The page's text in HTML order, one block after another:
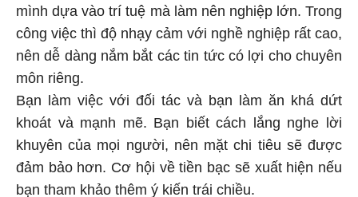
mình dựa vào trí tuệ mà làm nên nghiệp lớn. Trong
công việc thì độ nhạy cảm với nghề nghiệp rất cao,
nên dễ dàng nắm bắt các tin tức có lợi cho chuyên
môn riêng.
Bạn làm việc với đối tác và bạn làm ăn khá dứt
khoát và mạnh mẽ. Bạn biết cách lắng nghe lời
khuyên của mọi người, nên mặt chi tiêu sẽ được
đảm bảo hơn. Cơ hội về tiền bạc sẽ xuất hiện nếu
bạn tham khảo thêm ý kiến trái chiều.